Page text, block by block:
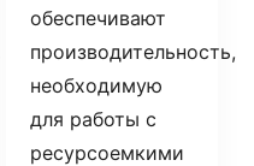
обеспечивают
производительность,
необходимую
для работы с
ресурсоемкими